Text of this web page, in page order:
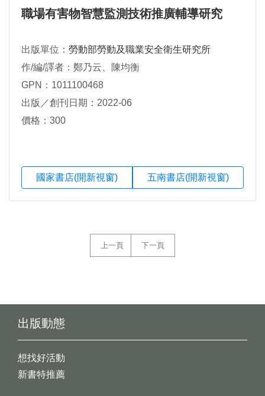
職場有害物智慧監測技術推廣輔導研究
出版單位： 勞動部勞動及職業安全衛生研究所
作/編/譯者：鄭乃云、陳均衡
GPN：1011100468
出版／創刊日期：2022-06
價格：300
國家書店(開新視窗) 五南書店(開新視窗)
上一頁 下一頁
出版動態
想找好活動
新書特推薦